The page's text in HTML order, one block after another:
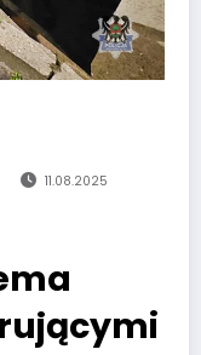
11.08.2025